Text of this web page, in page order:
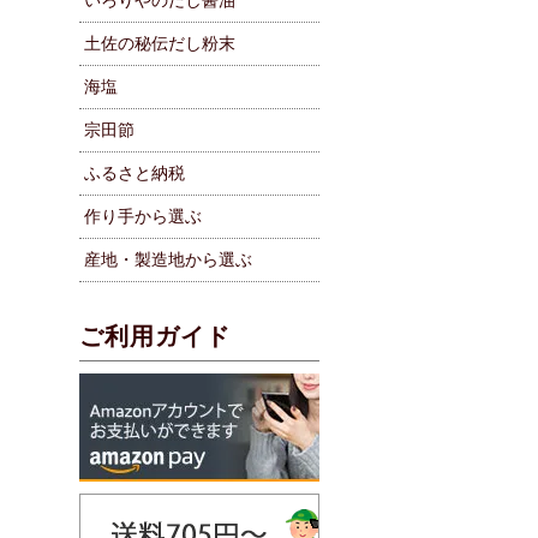
土佐の秘伝だし粉末
海塩
宗田節
ふるさと納税
作り手から選ぶ
産地・製造地から選ぶ
ご利用ガイド